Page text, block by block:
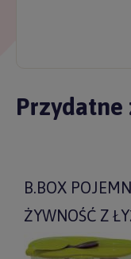
B.BOX
ŻYWNOŚĆ Z